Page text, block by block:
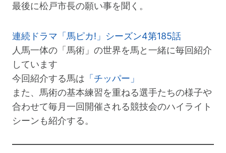
最後に松戸市長の願い事を聞く。
連続ドラマ「馬ピカ!」シーズン4第185話
人馬一体の「馬術」の世界を馬と一緒に毎回紹介
しています
今回紹介する馬は 「チッパー」
また、馬術の基本練習を重ねる選手たちの様子や
合わせて毎月一回開催される競技会のハイライト
シーンも紹介する。